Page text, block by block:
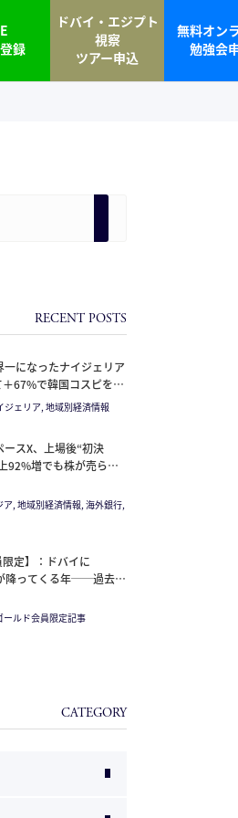
録
ドバイ・エジプト
視察
ツアー申込
無料オン
勉強会
になったナイジェリア
67%で韓国コスピを抜
人の乗り方
ジェリア, 地域別経済情報
スX、上場後“初決
92%増でも株が売られ
1.5兆ドル企業の買い
ア, 地域別経済情報, 海外銀行,
限定】：ドバイに
降ってくる年──過去
渡しラッシュと、ミサ
全神話”。2027年の供給
ールド会員限定記事